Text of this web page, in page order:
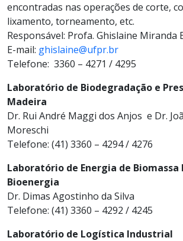
encontradas nas operações de corte,
lixamento, torneamento, etc.
Responsável: Profa. Ghislaine Miranda
E-mail: ghislaine@ufpr.br
Telefone: 3360 – 4271 / 4295
Laboratório de Biodegradação e
Madeira
Dr. Rui André Maggi dos Anjos e Dr.
Moreschi
Telefone: (41) 3360 – 4294 / 4276
Laboratório de Energia de Biomassa
Bioenergia
Dr. Dimas Agostinho da Silva
Telefone: (41) 3360 – 4292 / 4245
Laboratório de Logística Industrial